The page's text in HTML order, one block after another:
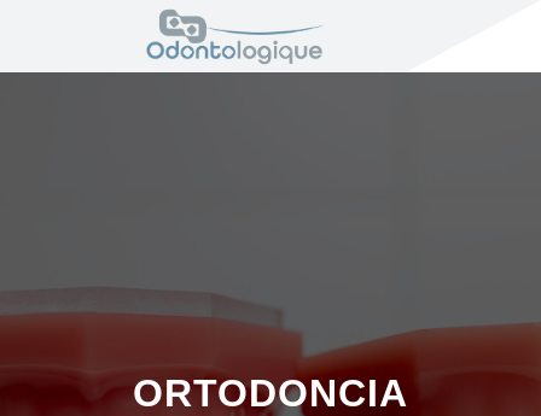
ORTODONCIA